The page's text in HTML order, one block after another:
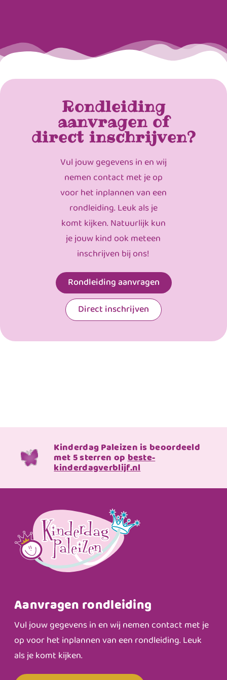
Rondleiding
aanvragen of
direct inschrijven?
Vul jouw gegevens in en wij
nemen contact met je op
voor het inplannen van een
rondleiding. Leuk als je
komt kijken. Natuurlijk kun
je jouw kind ook meteen
inschrijven bij ons!
Rondleiding aanvragen
Direct inschrijven
Kinderdag Paleizen is beoordeeld
met 5 sterren opbeste-
kinderdagverblijf.nl
Aanvragen rondleiding
Vul jouw gegevens in en wij nemen contact met je
op voor het inplannen van een rondleiding. Leuk
als je komt kijken.